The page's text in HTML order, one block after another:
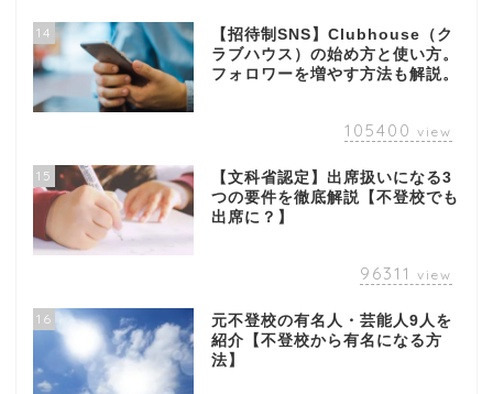
14
【招待制SNS】Clubhouse（ク
ラブハウス）の始め方と使い方。
フォロワーを増やす方法も解説。
105400 view
15
【文科省認定】出席扱いになる3
つの要件を徹底解説【不登校でも
出席に？】
96311 view
16
元不登校の有名人・芸能人9人を
紹介【不登校から有名になる方
法】